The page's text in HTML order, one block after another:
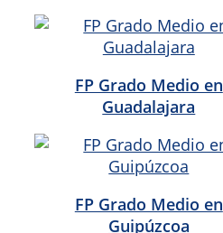
FP Grado Medio en
Guadalajara
FP Grado Medio en
Guipúzcoa